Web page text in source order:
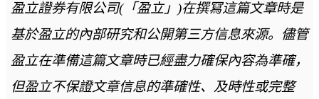
盈立證券有限公司(「盈立」)在撰冩這篇文章時是
基於盈立的內部研究和公開第三方信息來源。儘管
盈立在準備這篇文章時已經盡力確保內容為準確，
但盈立不保證文章信息的準確性、及時性或完整